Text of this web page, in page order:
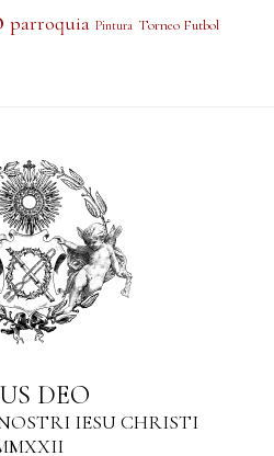
parroquia Pintura Torneo Futbol
DEO
IESU CHRISTI